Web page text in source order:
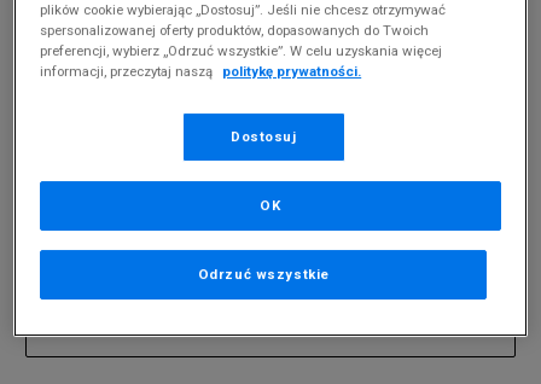
Zmień treść wyszukiwanej frazy.
Spróbuj użyć mniejszej ilości filtrów (usuń mniej
istotne).
Powrót do sklepu
Zapisz się do newslettera
plików cookie wybierając „Dostosuj”. Jeśli nie chcesz otrzymywać
spersonalizowanej oferty produktów, dopasowanych do Twoich
preferencji, wybierz „Odrzuć wszystkie”. W celu uzyskania więcej
informacji, przeczytaj naszą
politykę prywatności.
Dostosuj
Odrzuć wszystkie
OK